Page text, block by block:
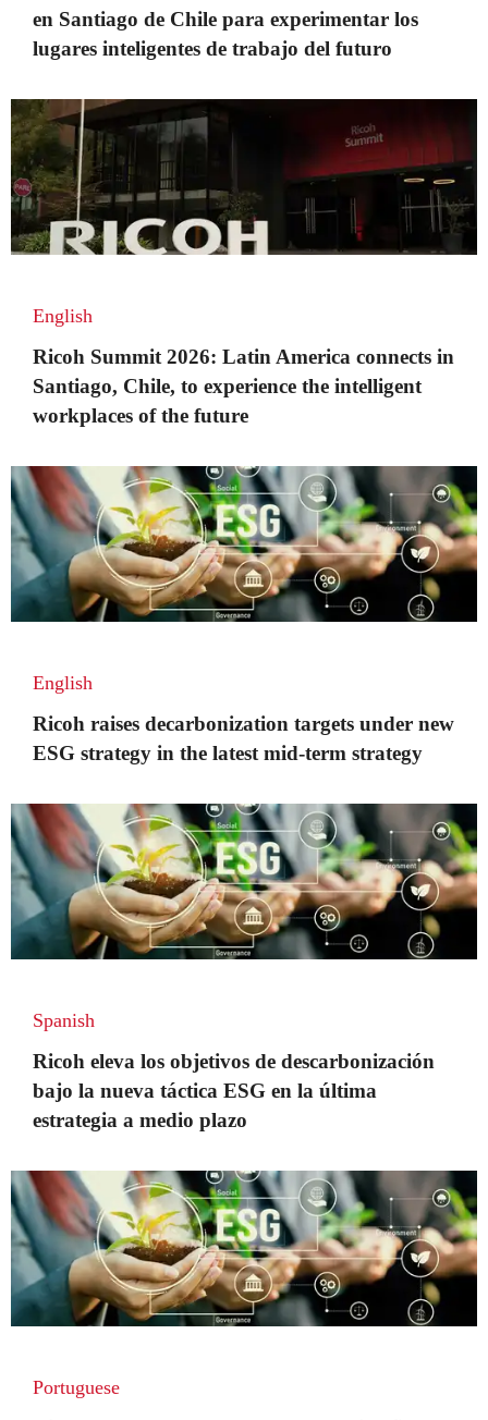
en Santiago de Chile para experimentar los
lugares inteligentes de trabajo del futuro
English
Ricoh Summit 2026: Latin America connects in
Santiago, Chile, to experience the intelligent
workplaces of the future
English
Ricoh raises decarbonization targets under new
ESG strategy in the latest mid-term strategy
Spanish
Ricoh eleva los objetivos de descarbonización
bajo la nueva táctica ESG en la última
estrategia a medio plazo
Portuguese